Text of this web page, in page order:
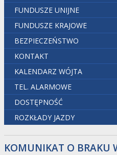
FUNDUSZE UNIJNE
FUNDUSZE KRAJOWE
BEZPIECZEŃSTWO
KONTAKT
KALENDARZ WÓJTA
TEL. ALARMOWE
DOSTĘPNOŚĆ
ROZKŁADY JAZDY
KOMUNIKAT O BRAKU